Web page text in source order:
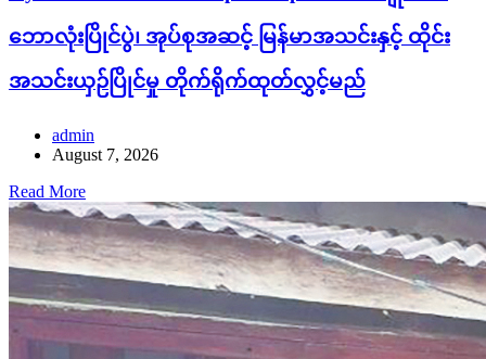
admin
August 7, 2026
Read More